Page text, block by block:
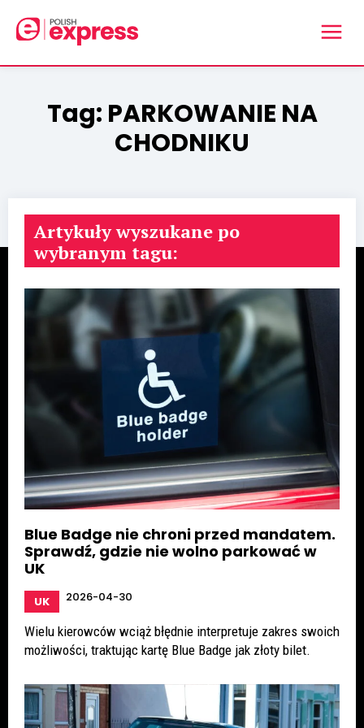
Tag: PARKOWANIE NA
CHODNIKU
Artykuły wyszukane po
wybranym tagu:
Blue Badge nie chroni przed mandatem.
Sprawdź, gdzie nie wolno parkować w
UK
UK 2026-04-30
Wielu kierowców wciąż błędnie interpretuje zakres swoich
możliwości, traktując kartę Blue Badge jak złoty bilet.